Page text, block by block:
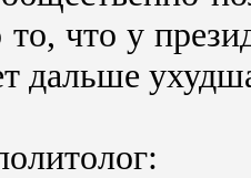
то, что у
дальше